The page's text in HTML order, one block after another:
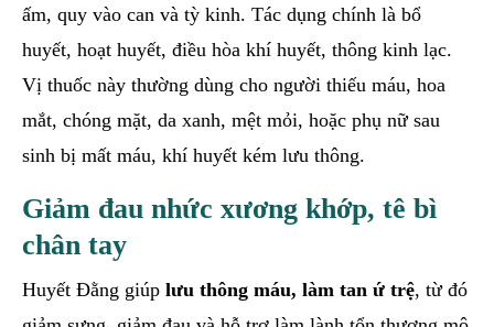
ấm, quy vào can và tỳ kinh. Tác dụng chính là bổ
huyết, hoạt huyết, điều hòa khí huyết, thông kinh lạc.
Vị thuốc này thường dùng cho người thiếu máu, hoa
mắt, chóng mặt, da xanh, mệt mỏi, hoặc phụ nữ sau
sinh bị mất máu, khí huyết kém lưu thông.
Giảm đau nhức xương khớp, tê bì
chân tay
Huyết Đằng giúp lưu thông máu, làm tan ứ trệ, từ đó